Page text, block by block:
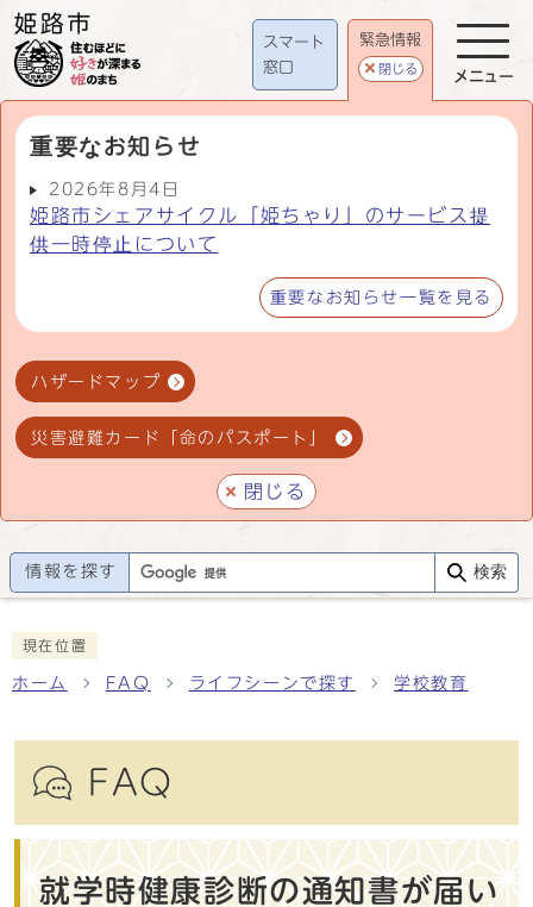
スマート
窓口
緊急情報
閉じる
重要なお知らせ
2026年8月4日
姫路市シェアサイクル「姫ちゃり」のサービス提
供一時停止について
重要なお知らせ一覧を見る
ハザードマップ
災害避難カード「命のパスポート」
閉じる
メニュー
情報を探す 検索
現在位置
ホーム FAQ ライフシーンで探す 学校教育
FAQ
就学時健康診断の通知書が届い